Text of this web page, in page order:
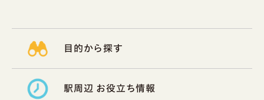
目的から探す
駅周辺 お役立ち情報